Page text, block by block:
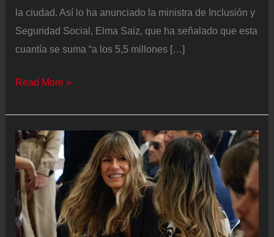
la ciudad. Así lo ha anunciado la ministra de Inclusión y
Seguridad Social, Elma Saiz, que ha señalado que esta
cuantía se suma “a los 5,5 millones […]
Última
de
la
entrada
de
inmigrantes
a
Ceuta,
Read More »